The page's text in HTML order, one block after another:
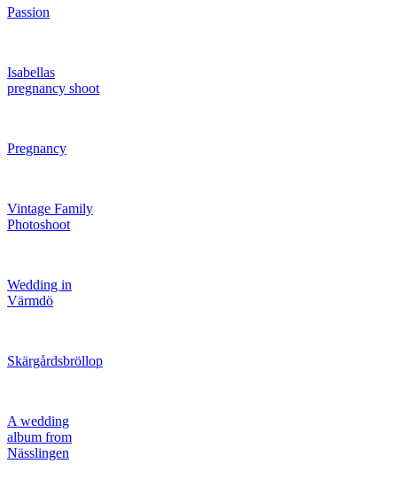
Passion
Isabellas
pregnancy shoot
Pregnancy
Vintage Family
Photoshoot
Wedding in
Värmdö
Skärgårdsbröllop
A wedding
album from
Nässlingen